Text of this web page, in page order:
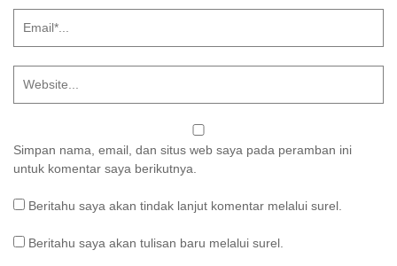
Simpan nama, email, dan situs web saya pada peramban ini
untuk komentar saya berikutnya.
Beritahu saya akan tindak lanjut komentar melalui surel.
Beritahu saya akan tulisan baru melalui surel.